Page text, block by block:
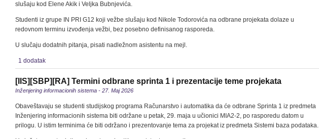
slušaju kod Elene Akik i Veljka Bubnjevića.
Studenti iz grupe IN PRI G12 koji vežbe slušaju kod Nikole Todorovića na odbrane projekata dolaze u
redovnom terminu izvođenja vežbi, bez posebno definisanog rasporeda.
U slučaju dodatnih pitanja, pisati nadležnom asistentu na mejl.
1 dodatak
[IIS][SBP][RA] Termini odbrane sprinta 1 i prezentacije teme projekata
Inženjering informacionih sistema - 27. Maj 2026
Obaveštavaju se studenti studijskog programa Računarstvo i automatika da će odbrane Sprinta 1 iz predmeta
Inženjering informacionih sistema biti održane u petak, 29. maja u učionici MIA2-2, po rasporedu datom u
prilogu. U istim terminima će biti održano i prezentovanje tema za projekat iz predmeta Sistemi baza podataka.